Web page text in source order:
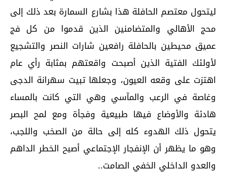
ليتحول معتصم الحافلة هذا بشارع السمارة بعد ذلك إلى
محج الأهالي والمتضامنين الذين قدموا من كل فج
عميق محيطين بالحافلة رافعين شارات النصر والتشجيع
لأولئك الفتية الذين أصبحت واقعتهم بمثابة رأي عام
اهتزت على وقعه العيون، وجعلها تبيت سهرانة الدجى
وغاصة في الرعب والمآسي وهي التي كانت بالمساء
هادئة والأوضاع فيها طبيعية وفجأة ومع لمح البصر
يتحول ذلك الهدوء كله إلى حالة من الصخب واللجب،
وهو ما يظهر أن الإنفجار الإجتماعي أصبح الخطر الداهم
والعدو الداخلي الخفي الصامت..